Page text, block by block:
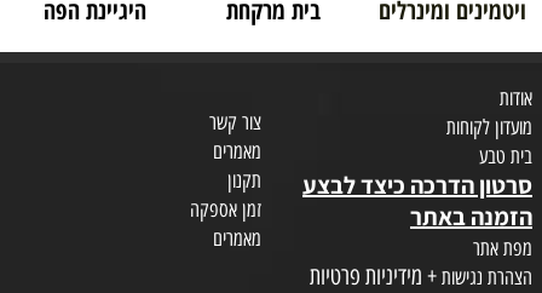
ויטמינים ומינרלים בית מרקחת היגיינת הפה
אודות
מועדון לקוחות
בית טבע
סרטון הדרכה כיצד לבצע
הזמנה באתר
מפת אתר
הצהרת נגישות + מידיניות פרטיות
צור קשר
מאמרים
תקנון
זמן אספקה
מאמרים